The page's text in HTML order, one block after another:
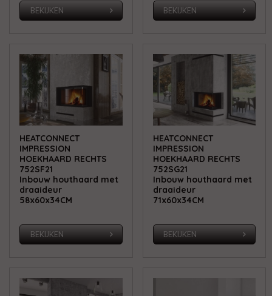
BEKIJKEN BEKIJKEN
HEATCONNECT
IMPRESSION
HOEKHAARD RECHTS
752SF21
Inbouw houthaard met
draaideur
58x60x34CM
BEKIJKEN
HEATCONNECT
IMPRESSION
HOEKHAARD RECHTS
752SG21
Inbouw houthaard met
draaideur
71x60x34CM
BEKIJKEN